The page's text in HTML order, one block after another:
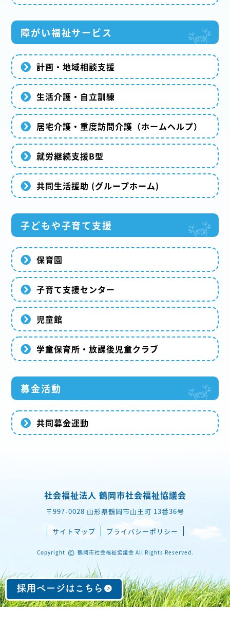
障がい福祉サービス
計画・地域相談支援
生活介護・自立訓練
居宅介護・重度訪問介護（ホームヘルプ）
就労継続支援B型
共同生活援助 (グループホーム)
子どもや子育て支援
保育園
子育て支援センター
児童館
学童保育所・放課後児童クラブ
募金活動
共同募金運動
社会福祉法人 鶴岡市社会福祉協議会
〒997-0028 山形県鶴岡市山王町 13番36号
サイトマップ プライバシーポリシー
Copyright © 鶴岡市社会福祉協議会 All Rights Reserved.